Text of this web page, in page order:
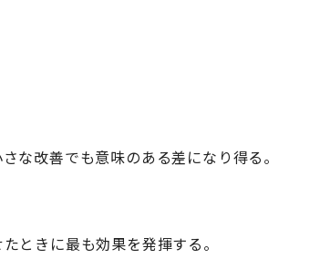
な改善でも意味のある差になり得る。
ときに最も効果を発揮する。